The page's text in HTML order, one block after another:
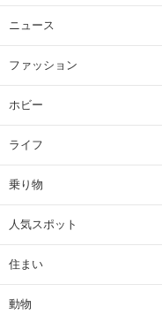
ニュース
ファッション
ホビー
ライフ
乗り物
人気スポット
住まい
動物